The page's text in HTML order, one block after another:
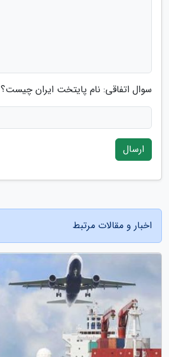
سوال اتفاقی: نام پایتخت ایران چیست؟
ارسال
اخبار و مقالات مرتبط